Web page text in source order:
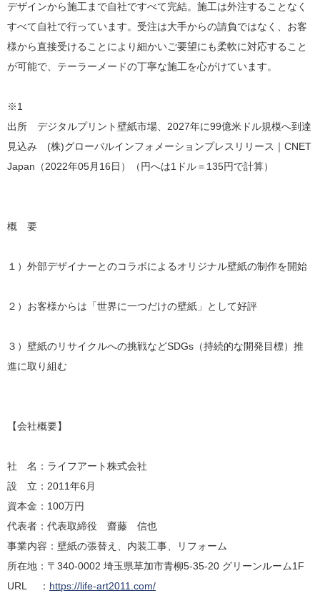
デザインから施工まで自社ですべて完結。施工は外注することなく
すべて自社で行っています。受注は大手からの請負ではなく、お客
様から直接受けることにより細かいご要望にも柔軟に対応すること
が可能で、テーラーメードの丁寧な施工を心がけています。
※1
出所 デジタルプリント壁紙市場、2027年に99億米ドル規模へ到達
見込み (株)グローバルインフォメーションプレスリリース｜CNET
Japan（2022年05月16日）（円へは1ドル＝135円で計算）
概 要
１）外部デザイナーとのコラボによるオリジナル壁紙の制作を開始
２）お客様からは「世界に一つだけの壁紙」として好評
３）壁紙のリサイクルへの挑戦などSDGs（持続的な開発目標）推
進に取り組む
【会社概要】
社 名：ライフアート株式会社
設 立：2011年6月
資本金：100万円
代表者：代表取締役 齋藤 信也
事業内容：壁紙の張替え、内装工事、リフォーム
所在地：〒340-0002 埼玉県草加市青柳5-35-20 グリーンルーム1F
URL ： https://life-art2011.com/